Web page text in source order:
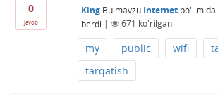
0
javob
King Bu mavzu Internetbo'limida
berdi | 671 ko'rilgan
my public wifi
tarqatish